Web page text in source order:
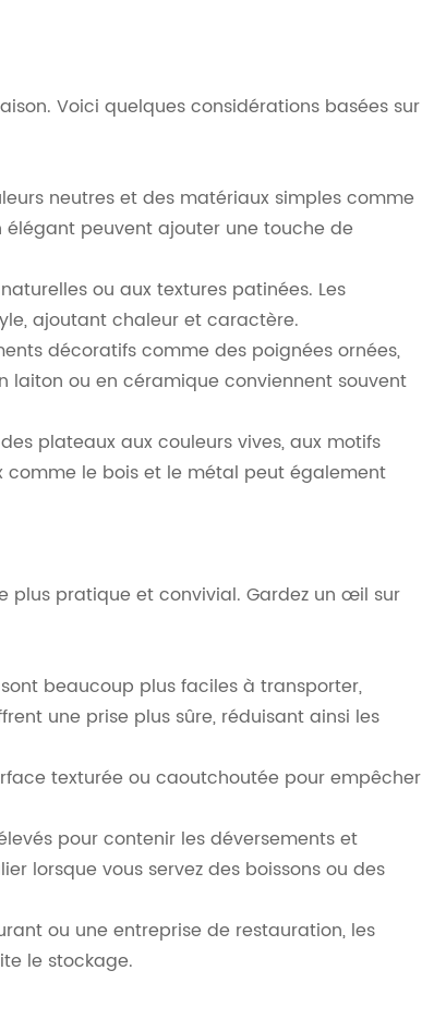
Voici quelques considérations basées sur
neutres et des matériaux simples comme
peuvent ajouter une touche de
ou aux textures patinées. Les
ajoutant chaleur et caractère.
décoratifs comme des poignées ornées,
laiton ou en céramique conviennent souvent
plateaux aux couleurs vives, aux motifs
comme le bois et le métal peut également
plus pratique et convivial. Gardez un œil sur
beaucoup plus faciles à transporter,
une prise plus sûre, réduisant ainsi les
texturée ou caoutchoutée pour empêcher
pour contenir les déversements et
lorsque vous servez des boissons ou des
ou une entreprise de restauration, les
le stockage.